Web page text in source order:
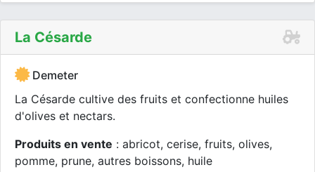
La Césarde
Demeter
La Césarde cultive des fruits et confectionne huiles
d'olives et nectars.
Produits en vente : abricot, cerise, fruits, olives,
pomme, prune, autres boissons, huile